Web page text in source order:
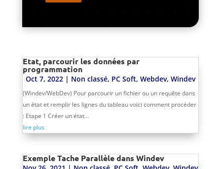
Etat, parcourir les données par
programmation
Oct 7, 2022| Non classé, PC Soft, Webdev, Windev
(Windev/WebDev) Pour parcourir un fichier ou un requête dans
un état et remplir les lignes du tableau voici comment procéder
: Etape 1 Créer un état...
lire plus
Exemple Tache Parallèle dans Windev